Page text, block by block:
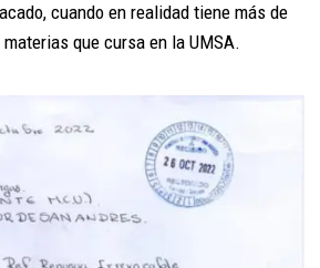
cuando en realidad tiene más de
que cursa en la UMSA.